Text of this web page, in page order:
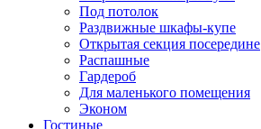
Под потолок
Раздвижные шкафы-купе
Открытая секция посередине
Распашные
Гардероб
Для маленького помещения
Эконом
Гостиные